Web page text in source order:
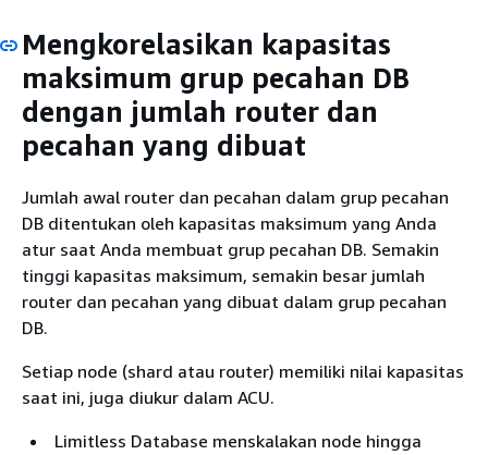
Mengkorelasikan kapasitas
maksimum grup pecahan DB
dengan jumlah router dan
pecahan yang dibuat
Jumlah awal router dan pecahan dalam grup pecahan
DB ditentukan oleh kapasitas maksimum yang Anda
atur saat Anda membuat grup pecahan DB. Semakin
tinggi kapasitas maksimum, semakin besar jumlah
router dan pecahan yang dibuat dalam grup pecahan
DB.
Setiap node (shard atau router) memiliki nilai kapasitas
saat ini, juga diukur dalam ACU.
Limitless Database menskalakan node hingga